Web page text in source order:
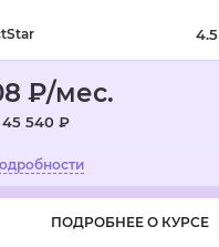
4.5
₽/мес.
45 540 ₽
ПОДРОБНЕЕ О КУРСЕ